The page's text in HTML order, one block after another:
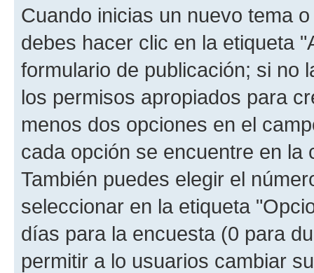
Cuando inicias un nuevo tema
debes hacer clic en la etiqueta
formulario de publicación; si no
los permisos apropiados para
menos dos opciones en el
cada opción se encuentre en
También puedes elegir el
seleccionar en la etiqueta
días para la encuesta (0 para
permitir a lo usuarios cambiar